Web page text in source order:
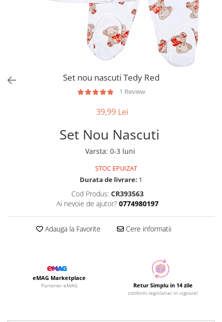
Set nou nascuti Tedy Red
1 Review
39,99 Lei
Set Nou Nascuti
Varsta: 0-3 luni
STOC EPUIZAT
Durata de livrare: 1
Cod Produs: CR393563
Ai nevoie de ajutor? 0774980197
Adauga la Favorite Cere informatii
eMAG Marketplace
Partener eMAG Retur Simplu in 14 zile
conform legislatiei in vigoare!